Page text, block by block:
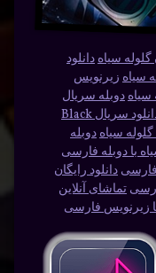
گلوله سیاه دانلود
سیاه زیرنویس
دوبله سریال
دانلود سریال Black
سیاه دوبله
با دوبله فارسی
دانلود رایگان
تماشای آنلاین
زیرنویس فارسی